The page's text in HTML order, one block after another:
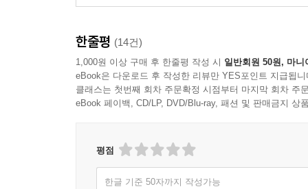
찾는 일은 쉽지 않다._권희철(문학평론가)
한줄평 (14건)
1,000원 이상 구매 후 한줄평 작성 시 일반회원 50원, 마니
eBook은 다운로드 후 작성한 리뷰만 YES포인트 지급됩니
클래스는 첫번째 회차 주문확정 시점부터 마지막 회차 주
eBook 페이백, CD/LP, DVD/Blu-ray, 패션 및 판매금지 상
평점
한글 기준 50자까지 작성가능